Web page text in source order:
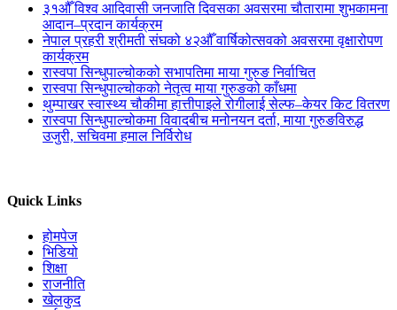
३१औँ विश्व आदिवासी जनजाति दिवसका अवसरमा चौतारामा शुभकामना
आदान–प्रदान कार्यक्रम
नेपाल प्रहरी श्रीमती संघको ४२औँ वार्षिकोत्सवको अवसरमा वृक्षारोपण
कार्यक्रम
रास्वपा सिन्धुपाल्चोकको सभापतिमा माया गुरुङ निर्वाचित
रास्वपा सिन्धुपाल्चोकको नेतृत्व माया गुरुङको काँधमा
थुम्पाखर स्वास्थ्य चौकीमा हात्तीपाइले रोगीलाई सेल्फ–केयर किट वितरण
रास्वपा सिन्धुपाल्चोकमा विवादबीच मनोनयन दर्ता, माया गुरुङविरुद्ध
उजुरी, सचिवमा हमाल निर्विरोध
Quick Links
होमपेज
भिडियो
शिक्षा
राजनीति
खेलकुद